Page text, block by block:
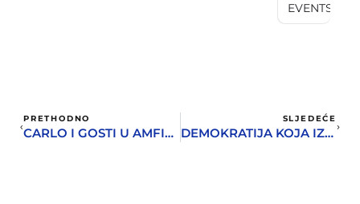
EVENTS
PRETHODNO
CARLO I GOSTI U AMFITEATRU HERCEGNOVSKOG POZORIŠTA
SLJEDEĆE
DEMOKRATIJA KOJA IZMORI ČOVJEKA: ARPAD SCHILLING U FINIŠU HAPS-A